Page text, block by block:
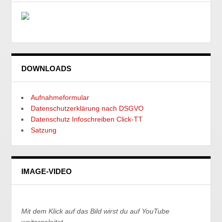
DOWNLOADS
Aufnahmeformular
Datenschutzerklärung nach DSGVO
Datenschutz Infoschreiben Click-TT
Satzung
IMAGE-VIDEO
Mit dem Klick auf das Bild wirst du auf YouTube